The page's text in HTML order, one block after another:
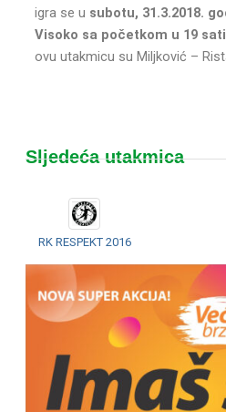
igra se u subotu, 31.3.2018.
Visoko sa početkom u 19 sati
ovu utakmicu su Miljković –
Sljedeća utakmica
RK RESPEKT 2016